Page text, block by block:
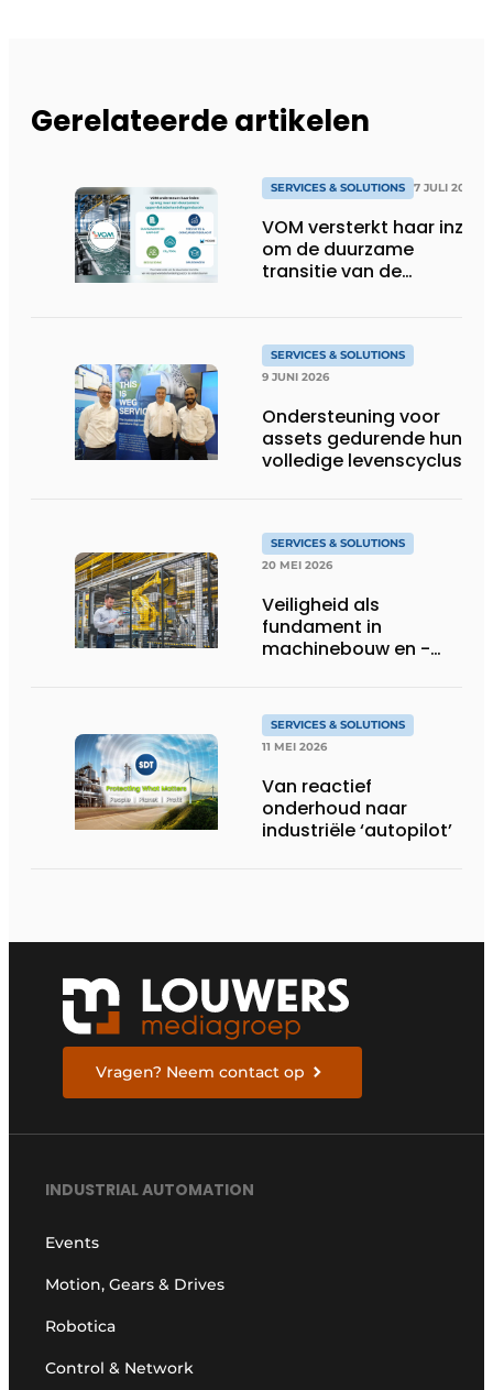
Gerelateerde artikelen
SERVICES & SOLUTIONS 7 JULI 2026
VOM versterkt haar inzet
om de duurzame
transitie van de
SERVICES & SOLUTIONS
9 JUNI 2026
Ondersteuning voor
assets gedurende hun
volledige levenscyclus
SERVICES & SOLUTIONS
20 MEI 2026
Veiligheid als
fundament in
machinebouw en -
SERVICES & SOLUTIONS
11 MEI 2026
Van reactief
onderhoud naar
industriële ‘autopilot’
Vragen? Neem contact op
INDUSTRIAL AUTOMATION
Events
Motion, Gears & Drives
Robotica
Control & Network